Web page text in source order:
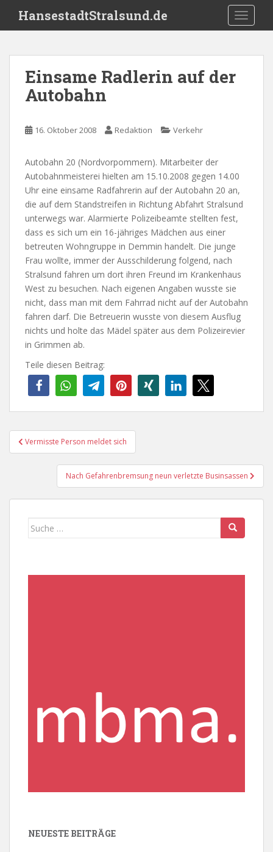
i
HansestadtStralsund.de
Einsame Radlerin auf der
Autobahn
16. Oktober 2008 Redaktion Verkehr
Autobahn 20 (Nordvorpommern). Mitarbeiter der
Autobahnmeisterei hielten am 15.10.2008 gegen 14.00
Uhr eine einsame Radfahrerin auf der Autobahn 20 an,
die auf dem Standstreifen in Richtung Abfahrt Stralsund
unterwegs war. Alarmierte Polizeibeamte stellten fest,
dass es sich um ein 16-jähriges Mädchen aus einer
betreuten Wohngruppe in Demmin handelt. Die junge
Frau wollte, immer der Ausschilderung folgend, nach
Stralsund fahren um dort ihren Freund im Krankenhaus
West zu besuchen. Nach eigenen Angaben wusste sie
nicht, dass man mit dem Fahrrad nicht auf der Autobahn
fahren darf. Die Betreuerin wusste von diesem Ausflug
nichts und holte das Mädel später aus dem Polizeirevier
in Grimmen ab.
Teile diesen Beitrag:
Beitragsnavigation
Vermisste Person meldet sich
Nach Gefahrenbremsung neun verletzte Businsassen
Suche
NEUESTE BEITRÄGE